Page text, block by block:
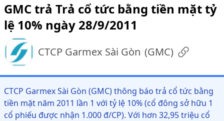
GMC trả Trả cổ tức bằng tiền mặt tỷ
lệ 10% ngày 28/9/2011
CTCP Garmex Sài Gòn (GMC)
CTCP Garmex Sài Gòn (GMC) thông báo trả cổ tức bằng
tiền mặt năm 2011 lần 1 với tỷ lệ 10% (cổ đông sở hữu 1
cổ phiếu được nhận 1.000 đ/CP). Với hơn 32,95 triệu cổ